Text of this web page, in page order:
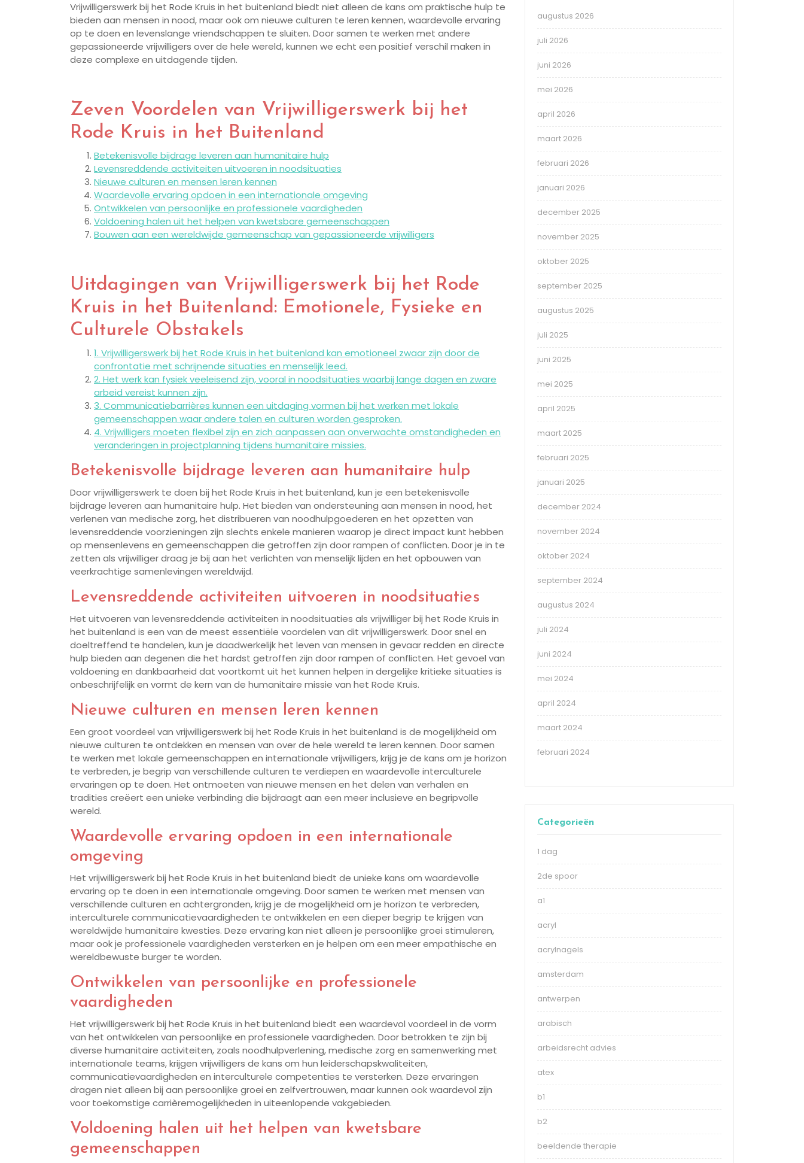
Vrijwilligerswerk bij het Rode Kruis in het buitenland biedt niet alleen de kans om praktische hulp te
bieden aan mensen in nood, maar ook om nieuwe culturen te leren kennen, waardevolle ervaring
op te doen en levenslange vriendschappen te sluiten. Door samen te werken met andere
gepassioneerde vrijwilligers over de hele wereld, kunnen we echt een positief verschil maken in
deze complexe en uitdagende tijden.
Zeven Voordelen van Vrijwilligerswerk bij het
Rode Kruis in het Buitenland
Betekenisvolle bijdrage leveren aan humanitaire hulp
Levensreddende activiteiten uitvoeren in noodsituaties
Nieuwe culturen en mensen leren kennen
Waardevolle ervaring opdoen in een internationale omgeving
Ontwikkelen van persoonlijke en professionele vaardigheden
Voldoening halen uit het helpen van kwetsbare gemeenschappen
Bouwen aan een wereldwijde gemeenschap van gepassioneerde vrijwilligers
Uitdagingen van Vrijwilligerswerk bij het Rode
Kruis in het Buitenland: Emotionele, Fysieke en
Culturele Obstakels
1. Vrijwilligerswerk bij het Rode Kruis in het buitenland kan emotioneel zwaar zijn door de
confrontatie met schrijnende situaties en menselijk leed.
2. Het werk kan fysiek veeleisend zijn, vooral in noodsituaties waarbij lange dagen en zware
arbeid vereist kunnen zijn.
3. Communicatiebarrières kunnen een uitdaging vormen bij het werken met lokale
gemeenschappen waar andere talen en culturen worden gesproken.
4. Vrijwilligers moeten flexibel zijn en zich aanpassen aan onverwachte omstandigheden en
veranderingen in projectplanning tijdens humanitaire missies.
Betekenisvolle bijdrage leveren aan humanitaire hulp
Door vrijwilligerswerk te doen bij het Rode Kruis in het buitenland, kun je een betekenisvolle
bijdrage leveren aan humanitaire hulp. Het bieden van ondersteuning aan mensen in nood, het
verlenen van medische zorg, het distribueren van noodhulpgoederen en het opzetten van
levensreddende voorzieningen zijn slechts enkele manieren waarop je direct impact kunt hebben
op mensenlevens en gemeenschappen die getroffen zijn door rampen of conflicten. Door je in te
zetten als vrijwilliger draag je bij aan het verlichten van menselijk lijden en het opbouwen van
veerkrachtige samenlevingen wereldwijd.
Levensreddende activiteiten uitvoeren in noodsituaties
Het uitvoeren van levensreddende activiteiten in noodsituaties als vrijwilliger bij het Rode Kruis in
het buitenland is een van de meest essentiële voordelen van dit vrijwilligerswerk. Door snel en
doeltreffend te handelen, kun je daadwerkelijk het leven van mensen in gevaar redden en directe
hulp bieden aan degenen die het hardst getroffen zijn door rampen of conflicten. Het gevoel van
voldoening en dankbaarheid dat voortkomt uit het kunnen helpen in dergelijke kritieke situaties is
onbeschrijfelijk en vormt de kern van de humanitaire missie van het Rode Kruis.
Nieuwe culturen en mensen leren kennen
Een groot voordeel van vrijwilligerswerk bij het Rode Kruis in het buitenland is de mogelijkheid om
nieuwe culturen te ontdekken en mensen van over de hele wereld te leren kennen. Door samen
te werken met lokale gemeenschappen en internationale vrijwilligers, krijg je de kans om je horizon
te verbreden, je begrip van verschillende culturen te verdiepen en waardevolle interculturele
ervaringen op te doen. Het ontmoeten van nieuwe mensen en het delen van verhalen en
tradities creëert een unieke verbinding die bijdraagt aan een meer inclusieve en begripvolle
wereld.
Waardevolle ervaring opdoen in een internationale
omgeving
Het vrijwilligerswerk bij het Rode Kruis in het buitenland biedt de unieke kans om waardevolle
ervaring op te doen in een internationale omgeving. Door samen te werken met mensen van
verschillende culturen en achtergronden, krijg je de mogelijkheid om je horizon te verbreden,
interculturele communicatievaardigheden te ontwikkelen en een dieper begrip te krijgen van
wereldwijde humanitaire kwesties. Deze ervaring kan niet alleen je persoonlijke groei stimuleren,
maar ook je professionele vaardigheden versterken en je helpen om een meer empathische en
wereldbewuste burger te worden.
Ontwikkelen van persoonlijke en professionele
vaardigheden
Het vrijwilligerswerk bij het Rode Kruis in het buitenland biedt een waardevol voordeel in de vorm
van het ontwikkelen van persoonlijke en professionele vaardigheden. Door betrokken te zijn bij
diverse humanitaire activiteiten, zoals noodhulpverlening, medische zorg en samenwerking met
internationale teams, krijgen vrijwilligers de kans om hun leiderschapskwaliteiten,
communicatievaardigheden en interculturele competenties te versterken. Deze ervaringen
dragen niet alleen bij aan persoonlijke groei en zelfvertrouwen, maar kunnen ook waardevol zijn
voor toekomstige carrièremogelijkheden in uiteenlopende vakgebieden.
Voldoening halen uit het helpen van kwetsbare
gemeenschappen
augustus 2026
juli 2026
juni 2026
mei 2026
april 2026
maart 2026
februari 2026
januari 2026
december 2025
november 2025
oktober 2025
september 2025
augustus 2025
juli 2025
juni 2025
mei 2025
april 2025
maart 2025
februari 2025
januari 2025
december 2024
november 2024
oktober 2024
september 2024
augustus 2024
juli 2024
juni 2024
mei 2024
april 2024
maart 2024
februari 2024
Categorieën
1 dag
2de spoor
a1
acryl
acrylnagels
amsterdam
antwerpen
arabisch
arbeidsrecht advies
atex
b1
b2
beeldende therapie